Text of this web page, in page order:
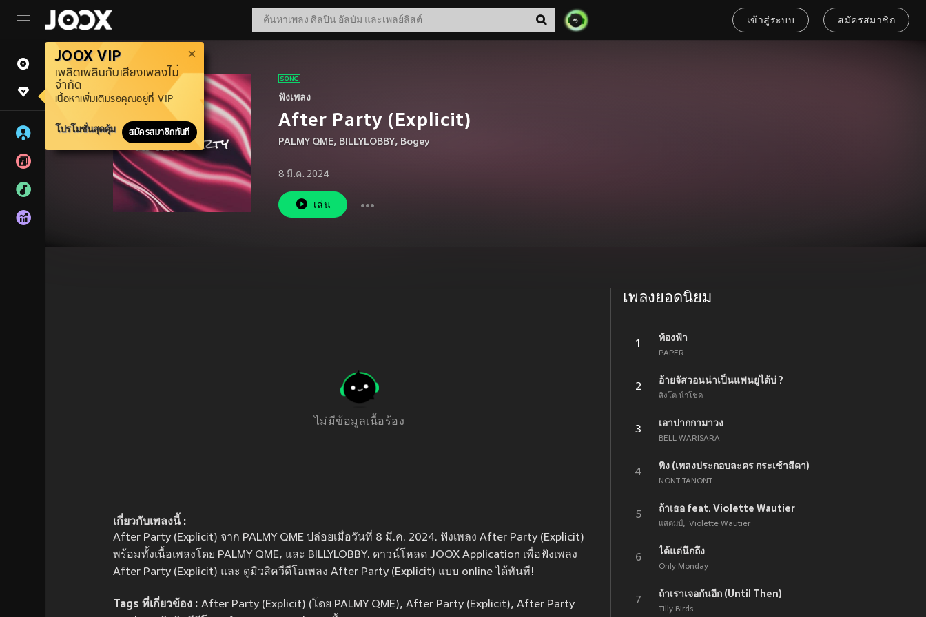
เข้าสู่ระบบ สมัครสมาชิก
JOOX VIP
เพลิดเพลินกับเสียงเพลงไม่
จำกัด
เนื้อหาเพิ่มเติมรอคุณอยู่ที่ VIP
โปรโมชั่นสุดคุ้ม สมัครสมาชิกทันที
ฟังเพลง
After Party (Explicit)
PALMY QME, BILLYLOBBY, Bogey
8 มี.ค. 2024
เล่น
ไม่มีข้อมูลเนื้อร้อง
เกี่ยวกับเพลงนี้ :
After Party (Explicit) จาก PALMY QME ปล่อยเมื่อวันที่ 8 มี.ค. 2024. ฟังเพลง After Party (Explicit)
พร้อมทั้งเนื้อเพลงโดย PALMY QME, และ BILLYLOBBY. ดาวน์โหลด JOOX Application เพื่อฟังเพลง
After Party (Explicit) และ ดูมิวสิควีดีโอเพลง After Party (Explicit) แบบ online ได้ทันที!
Tags ที่เกี่ยวข้อง : After Party (Explicit) (โดย PALMY QME), After Party (Explicit), After Party
เพลงยอดนิยม
1
ท้องฟ้า
PAPER
2
อ้ายจัสวอนน่าเป็นแฟนยูได้บ่ ?
สิงโต นำโชค
3
เอาปากกามาวง
BELL WARISARA
4
พิง (เพลงประกอบละคร กระเช้าสีดา)
NONT TANONT
5
ถ้าเธอ feat. Violette Wautier
แสตมป์ Violette Wautier
6
ได้แต่นึกถึง
Only Monday
7
ถ้าเราเจอกันอีก (Until Then)
Tilly Birds